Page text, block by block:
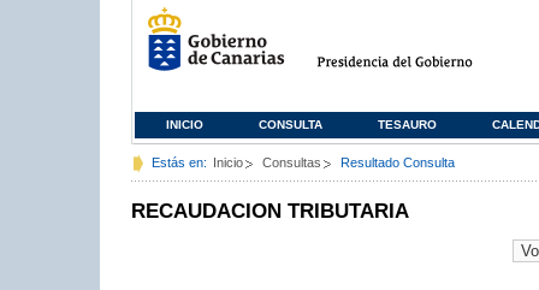
INICIO CONSULTA TESAURO
Estás en: Inicio Consultas Resultado Consulta
RECAUDACION TRIBUTARIA